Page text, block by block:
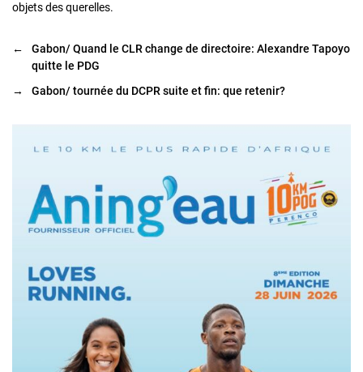
objets des querelles.
←
Gabon/ Quand le CLR change de directoire: Alexandre Tapoyo
quitte le PDG
→
Gabon/ tournée du DCPR suite et fin: que retenir?